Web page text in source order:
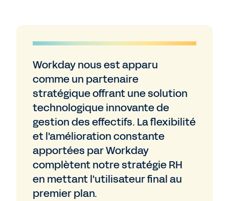
Workday nous est apparu
comme un partenaire
stratégique offrant une solution
technologique innovante de
gestion des effectifs. La flexibilité
et l'amélioration constante
apportées par Workday
complètent notre stratégie RH
en mettant l'utilisateur final au
premier plan.